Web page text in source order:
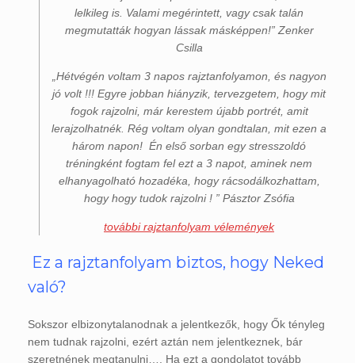
lelkileg is. Valami megérintett, vagy csak talán
megmutatták hogyan lássak másképpen!” Zenker
Csilla
„Hétvégén voltam 3 napos rajztanfolyamon, és nagyon
jó volt !!! Egyre jobban hiányzik, tervezgetem, hogy mit
fogok rajzolni, már kerestem újabb portrét, amit
lerajzolhatnék. Rég voltam olyan gondtalan, mit ezen a
három napon! Én első sorban egy stresszoldó
tréningként fogtam fel ezt a 3 napot, aminek nem
elhanyagolható hozadéka, hogy rácsodálkozhattam,
hogy hogy tudok rajzolni ! ” Pásztor Zsófia
további rajztanfolyam vélemények
Ez a rajztanfolyam biztos, hogy Neked
való?
Sokszor elbizonytalanodnak a jelentkezők, hogy Ők tényleg
nem tudnak rajzolni, ezért aztán nem jelentkeznek, bár
szeretnének megtanulni…. Ha ezt a gondolatot tovább